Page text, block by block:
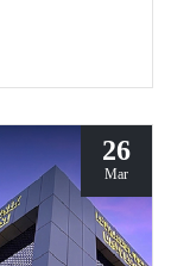
26
Mar